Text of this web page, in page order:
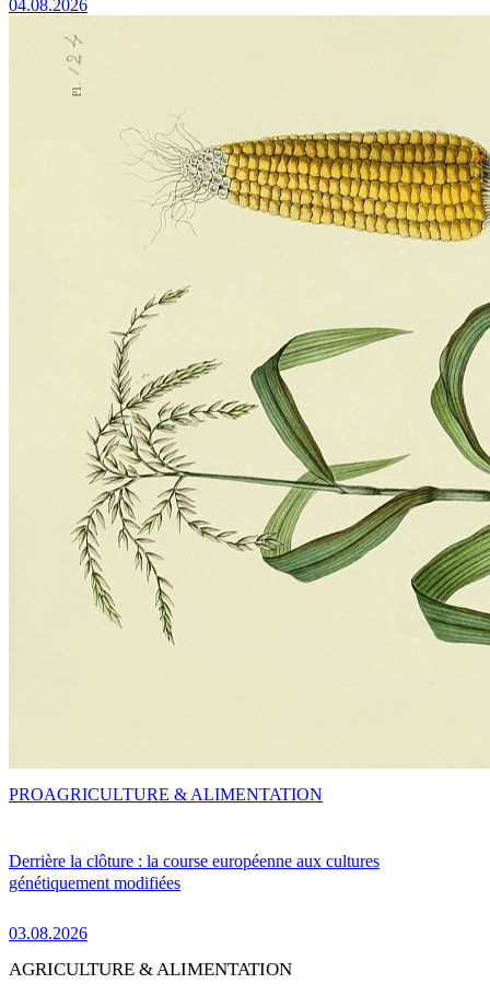
04.08.2026
Derrière la clôture : la course européenne aux cultures
génétiquement modifiées
03.08.2026
PROAGRICULTURE & ALIMENTATION
AGRICULTURE & ALIMENTATION